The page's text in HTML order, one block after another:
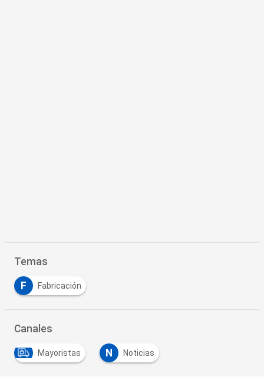
Temas
F Fabricación
Canales
Mayoristas N Noticias